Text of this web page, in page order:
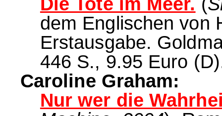
dem Englischen von
Erstausgabe.
446 S., 9.95 Euro
Caroline Graham:
Nur wer die